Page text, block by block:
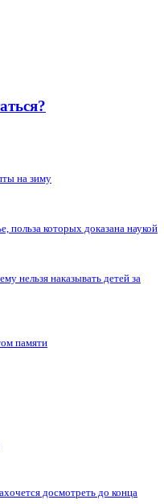
на зиму
польза которых доказана наукой
нельзя наказывать детей за
памяти
досмотреть до конца